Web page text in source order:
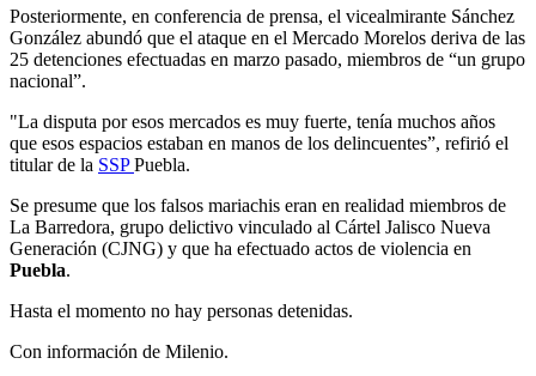
Posteriormente, en conferencia de prensa, el vicealmirante Sánchez
González abundó que el ataque en el Mercado Morelos deriva de las
25 detenciones efectuadas en marzo pasado, miembros de “un grupo
nacional”.
"La disputa por esos mercados es muy fuerte, tenía muchos años
que esos espacios estaban en manos de los delincuentes”, refirió el
titular de la SSPPuebla.
Se presume que los falsos mariachis eran en realidad miembros de
La Barredora, grupo delictivo vinculado al Cártel Jalisco Nueva
Generación (CJNG) y que ha efectuado actos de violencia en
Puebla.
Hasta el momento no hay personas detenidas.
Con información de Milenio.